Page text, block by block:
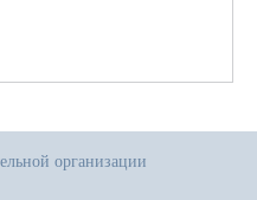
организации